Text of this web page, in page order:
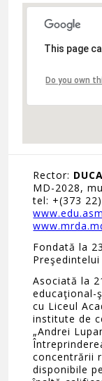
This page
Do you own
Rector:
MD-2028,
tel: +(373
Fondată la
Preşedintelui
Asociată la
educaţional-
cu Liceul
institute de
„Andrei
concentrării
disponibile